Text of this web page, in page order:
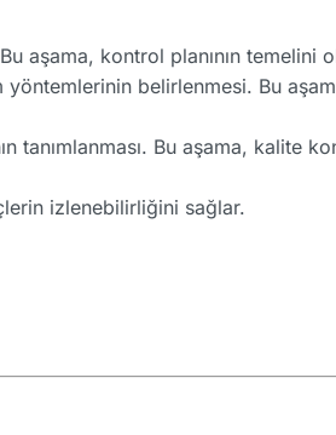
aşama, kontrol planının temelini
belirlenmesi. Bu
tanımlanması. Bu aşama, kalite
izlenebilirliğini sağlar.